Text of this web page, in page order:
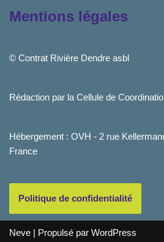
Mentions légales
© Contrat Rivière Dendre asbl
Rédaction par la Cellule de
Hébergement : OVH - 2 rue
France
Politique de confidentialité
Neve | Propulsé par WordPress